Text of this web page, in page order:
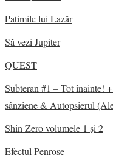
Patimile lui Lazăr
Să vezi Jupiter
QUEST
Subteran #1 – Tot înainte!
sânziene & Autopsierul
Shin Zero volumele 1 și 2
Efectul Penrose